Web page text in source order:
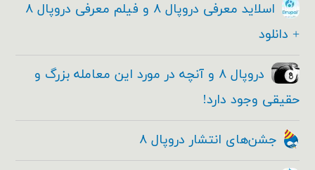
اسلاید معرفی دروپال ۸ و فیلم معرفی دروپال ۸
+ دانلود
دروپال ۸ و آنچه در مورد این معامله بزرگ و
حقیقی وجود دارد!
جشن‌های انتشار دروپال ۸